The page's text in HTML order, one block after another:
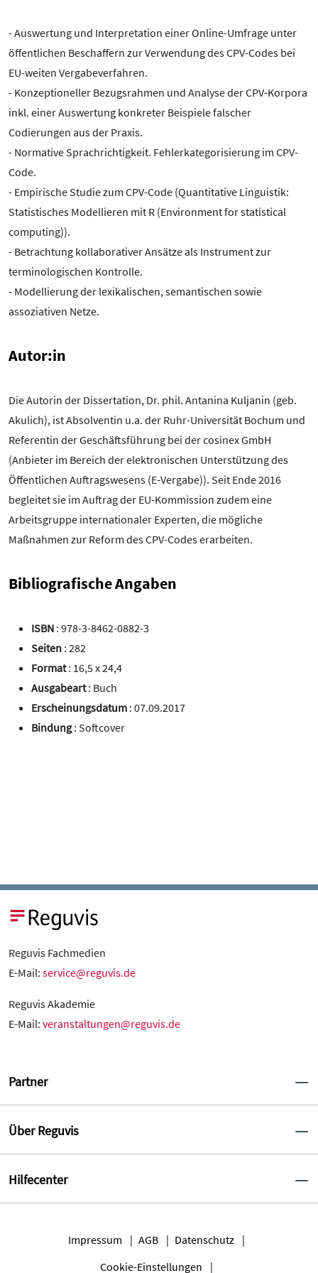
- Auswertung und Interpretation einer Online-Umfrage unter
öffentlichen Beschaffern zur Verwendung des CPV-Codes bei
EU-weiten Vergabeverfahren.
- Konzeptioneller Bezugsrahmen und Analyse der CPV-Korpora
inkl. einer Auswertung konkreter Beispiele falscher
Codierungen aus der Praxis.
- Normative Sprachrichtigkeit. Fehlerkategorisierung im CPV-
Code.
- Empirische Studie zum CPV-Code (Quantitative Linguistik:
Statistisches Modellieren mit R (Environment for statistical
computing)).
- Betrachtung kollaborativer Ansätze als Instrument zur
terminologischen Kontrolle.
- Modellierung der lexikalischen, semantischen sowie
assoziativen Netze.
Autor:in
Die Autorin der Dissertation, Dr. phil. Antanina Kuljanin (geb.
Akulich), ist Absolventin u.a. der Ruhr-Universität Bochum und
Referentin der Geschäftsführung bei der cosinex GmbH
(Anbieter im Bereich der elektronischen Unterstützung des
Öffentlichen Auftragswesens (E-Vergabe)). Seit Ende 2016
begleitet sie im Auftrag der EU-Kommission zudem eine
Arbeitsgruppe internationaler Experten, die mögliche
Maßnahmen zur Reform des CPV-Codes erarbeiten.
Bibliografische Angaben
ISBN : 978-3-8462-0882-3
Seiten : 282
Format: 16,5 x 24,4
Ausgabeart: Buch
Erscheinungsdatum : 07.09.2017
Bindung: Softcover
Reguvis Fachmedien
E-Mail: service@reguvis.de
Reguvis Akademie
E-Mail: veranstaltungen@reguvis.de
Partner
Über Reguvis
Hilfecenter
Impressum AGB
Datenschutz
Cookie-Einstellungen